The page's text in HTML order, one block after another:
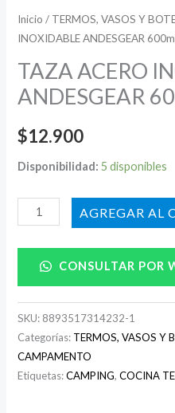
Inicio / TERMOS, VASOS Y
INOXIDABLE ANDESGEAR
TAZA ACERO
ANDESGEAR
$12.900
Disponibilidad: 5 disponibles
AÑADIR AL
CONSULTAR POR
SKU: 8893517314232-1
Categorías: TERMOS, VASOS Y
CAMPAMENTO
Etiquetas:CAMPING,COCINA